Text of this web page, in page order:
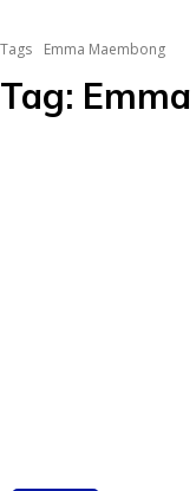
Tags Emma Maembong
Tag: